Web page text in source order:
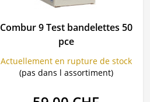
Combur 9 Test bandelettes 50
pce
Actuellement en rupture de stock
(pas dans l assortiment)